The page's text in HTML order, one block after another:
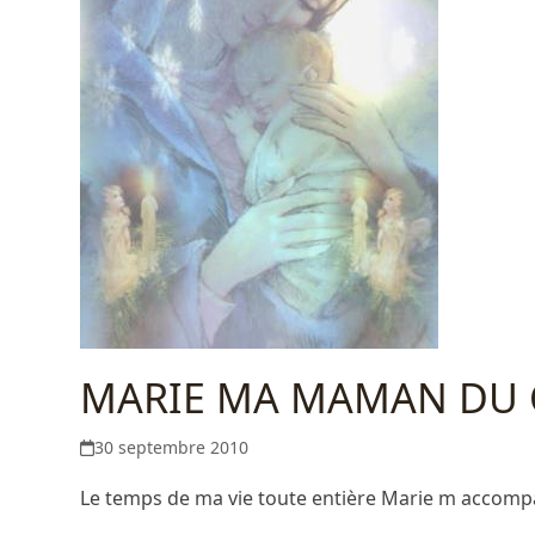
MARIE MA MAMAN DU
30 septembre 2010
Le temps de ma vie toute entière Marie m